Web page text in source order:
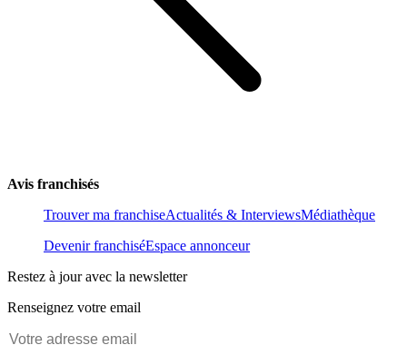
Avis franchisés
Trouver ma franchiseActualités & InterviewsMédiathèque
Devenir franchiséEspace annonceur
Restez à jour avec la newsletter
Renseignez votre email